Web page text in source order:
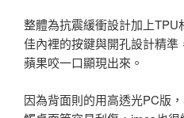
整體為抗震緩衝設計加上
佳內裡的按鍵與開孔設計精
蘋果咬一口顯現出來。
因為背面則的用高透光PC版